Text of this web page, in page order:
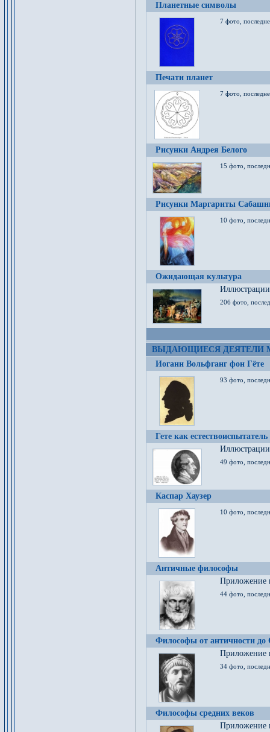
Планетные символы
7 фото,
Печати планет
7 фото,
Рисунки Андрея Белого
15 фото,
Рисунки Маргариты
10 фото,
Ожидающая культура
206 фото,
ВЫДАЮЩИЕСЯ ДЕЯТЕЛИ
Иоганн Вольфганг фон Гёте
93 фото,
Гете как естествоиспытатель
49 фото,
Каспар Хаузер
10 фото,
Античные философы
Приложение
44 фото,
Философы от античности до
Приложение
34 фото,
Философы средних веков
Приложение